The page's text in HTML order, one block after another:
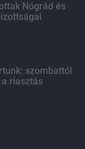
Nógrád és
szombattól
riasztás